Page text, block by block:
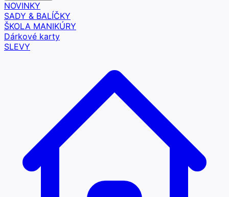
NOVINKY
SADY & BALÍČKY
ŠKOLA MANIKÚRY
Dárkové karty
SLEVY